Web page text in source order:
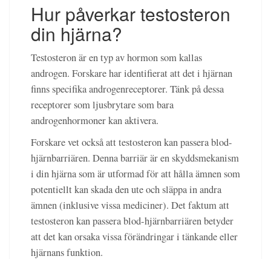
Hur påverkar testosteron
din hjärna?
Testosteron är en typ av hormon som kallas
androgen. Forskare har identifierat att det i hjärnan
finns specifika androgenreceptorer. Tänk på dessa
receptorer som ljusbrytare som bara
androgenhormoner kan aktivera.
Forskare vet också att testosteron kan passera blod-
hjärnbarriären. Denna barriär är en skyddsmekanism
i din hjärna som är utformad för att hålla ämnen som
potentiellt kan skada den ute och släppa in andra
ämnen (inklusive vissa mediciner). Det faktum att
testosteron kan passera blod-hjärnbarriären betyder
att det kan orsaka vissa förändringar i tänkande eller
hjärnans funktion.